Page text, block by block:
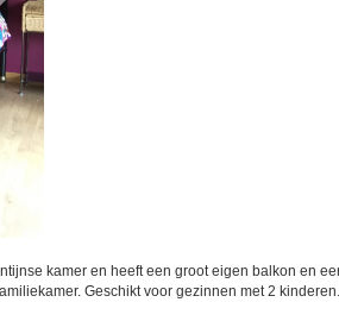
kamer en heeft een groot eigen balkon en
Geschikt voor gezinnen met 2 kinderen.